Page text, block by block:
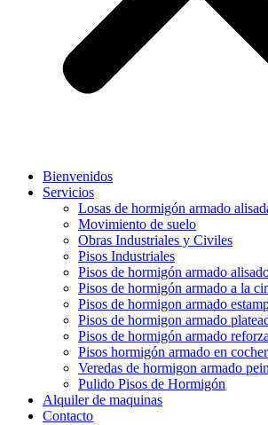
Bienvenidos
Servicios
Losas de hormigón armado
Movimiento de suelo
Obras Industriales y Civiles
Pisos Industriales
Pisos de hormigón armado
Pisos de hormigón armado a la
Pisos de hormigon armado
Pisos de hormigon armado
Pisos de hormigón armado
Pisos hormigón armado en
Veredas de hormigon armado
Pulido Pisos de Hormigón
Alquiler de maquinas
Contacto